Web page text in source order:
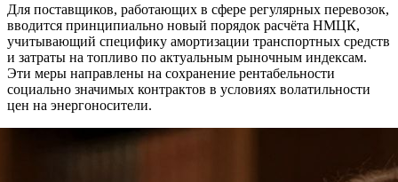
Для поставщиков, работающих в сфере регулярных перевозок,
вводится принципиально новый порядок расчёта НМЦК,
учитывающий специфику амортизации транспортных средств
и затраты на топливо по актуальным рыночным индексам.
Эти меры направлены на сохранение рентабельности
социально значимых контрактов в условиях волатильности
цен на энергоносители.